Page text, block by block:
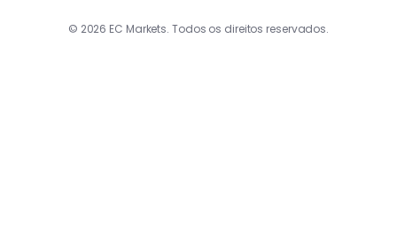
© 2026 EC Markets. Todos os direitos reservados.